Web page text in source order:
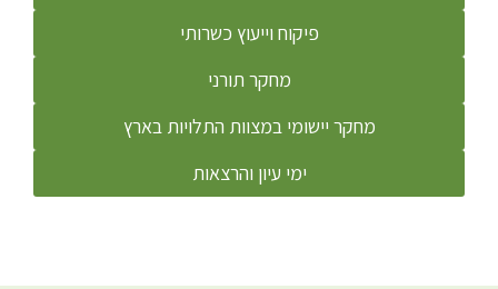
פיקוח וייעוץ כשרותי
מחקר תורני
מחקר יישומי במצוות התלויות בארץ
ימי עיון והרצאות